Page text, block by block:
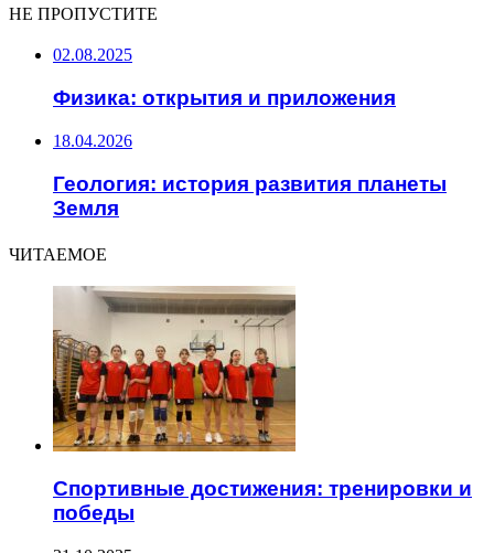
НЕ ПРОПУСТИТЕ
02.08.2025
Физика: открытия и приложения
18.04.2026
Геология: история развития планеты
Земля
ЧИТАЕМОЕ
Спортивные достижения: тренировки и
победы